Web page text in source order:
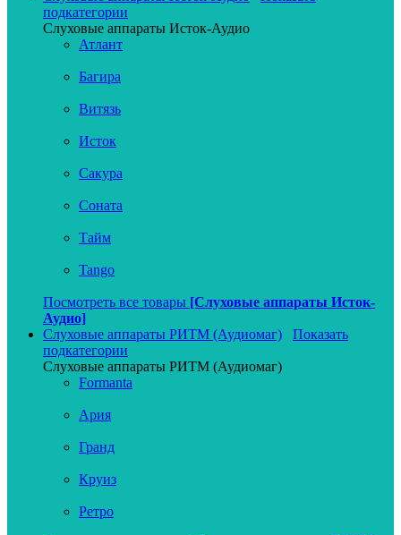
подкатегории
Слуховые аппараты Исток-Аудио
Атлант
Багира
Витязь
Исток
Сакура
Соната
Тайм
Tango
Посмотреть все товары [Слуховые аппараты Исток-
Аудио]
Слуховые аппараты РИТМ (Аудиомаг)
Показать
подкатегории
Слуховые аппараты РИТМ (Аудиомаг)
Formanta
Ария
Гранд
Круиз
Ретро